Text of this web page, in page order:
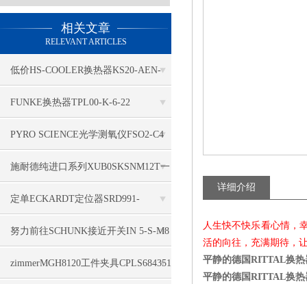
相关文章
RELEVANT ARTICLES
低价HS-COOLER换热器KS20-AEN-
121 L1300
FUNKE换热器TPL00-K-6-22
no.929504在线供应
PYRO SCIENCE光学测氧仪FSO2-C4
详情技术参数
施耐德纯进口系列XUB0SKSNM12T一
年卖千万
定单ECKARDT定位器SRD991-
BDNS6EA4NR-V01
努力前往SCHUNK接近开关IN 5-S-M8
zimmerMGH8120工件夹具CPLS684351
详细介绍
人生快不快乐看心情，
活的向往，充满期待，
平静的德国RITTAL换热
平静的德国RITTAL换热